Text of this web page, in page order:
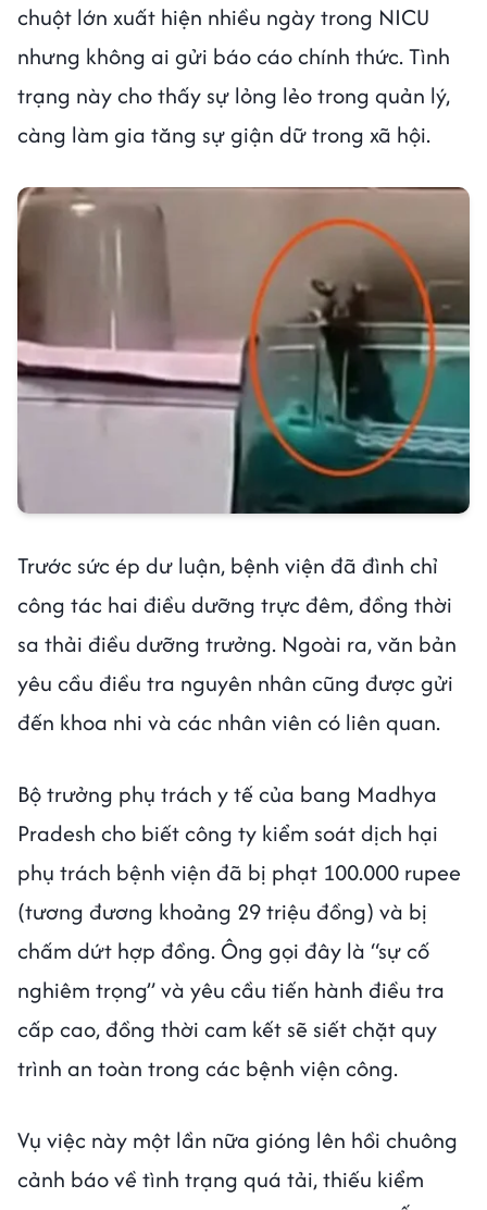
chuột lớn xuất hiện nhiều ngày trong NICU
nhưng không ai gửi báo cáo chính thức. Tình
trạng này cho thấy sự lỏng lẻo trong quản lý,
càng làm gia tăng sự giận dữ trong xã hội.
Trước sức ép dư luận, bệnh viện đã đình chỉ
công tác hai điều dưỡng trực đêm, đồng thời
sa thải điều dưỡng trưởng. Ngoài ra, văn bản
yêu cầu điều tra nguyên nhân cũng được gửi
đến khoa nhi và các nhân viên có liên quan.
Bộ trưởng phụ trách y tế của bang Madhya
Pradesh cho biết công ty kiểm soát dịch hại
phụ trách bệnh viện đã bị phạt 100.000 rupee
(tương đương khoảng 29 triệu đồng) và bị
chấm dứt hợp đồng. Ông gọi đây là “sự cố
nghiêm trọng” và yêu cầu tiến hành điều tra
cấp cao, đồng thời cam kết sẽ siết chặt quy
trình an toàn trong các bệnh viện công.
Vụ việc này một lần nữa gióng lên hồi chuông
cảnh báo về tình trạng quá tải, thiếu kiểm